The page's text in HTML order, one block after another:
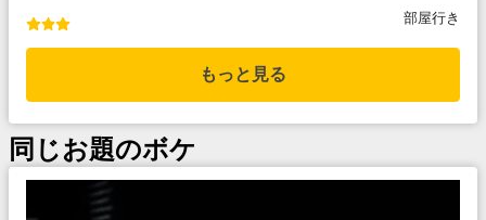
部屋行き
もっと見る
同じお題のボケ